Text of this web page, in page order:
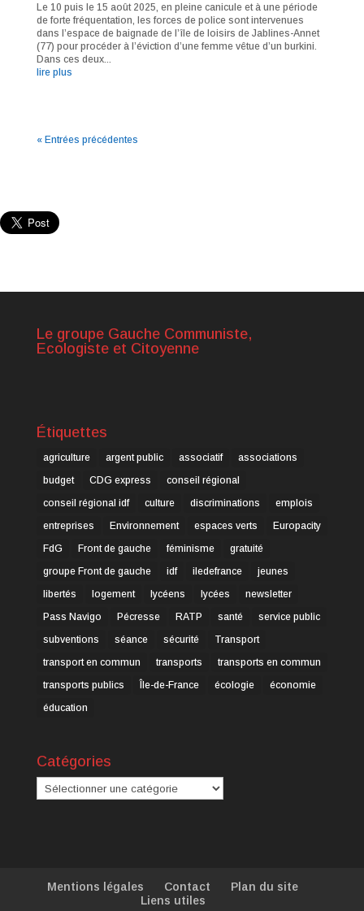
Le 10 puis le 15 août 2025, en pleine canicule et à une période
de forte fréquentation, les forces de police sont intervenues
dans l’espace de baignade de l’île de loisirs de Jablines-Annet
(77) pour procéder à l’éviction d’une femme vêtue d’un burkini.
Dans ces deux...
lire plus
« Entrées précédentes
Le groupe Gauche Communiste,
Ecologiste et Citoyenne
Étiquettes
agriculture argent public associatif
associations
budget
CDG express
conseil régional
conseil régional idf
culture discriminations
emplois
entreprises
Environnement espaces verts
Europacity
FdG
Front de gauche féminisme
gratuité
groupe Front de gauche
idf iledefrance
jeunes
libertés
logement lycéens lycées
newsletter
Pass Navigo
Pécresse RATP santé
service public
subventions
séance sécurité
Transport
transport en commun
transports
transports en commun
transports publics
Île-de-France écologie
économie
éducation
Catégories
Catégories
Mentions légales Contact
Plan du site
Liens utiles